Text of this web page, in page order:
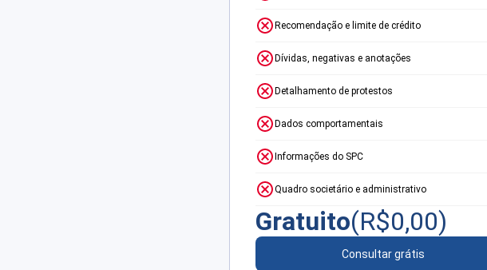
Recomendação e limite de crédito
Dívidas, negativas e anotações
Detalhamento de protestos
Dados comportamentais
Informações do SPC
Quadro societário e administrativo
Gratuito(R$0,00)
Consultar grátis